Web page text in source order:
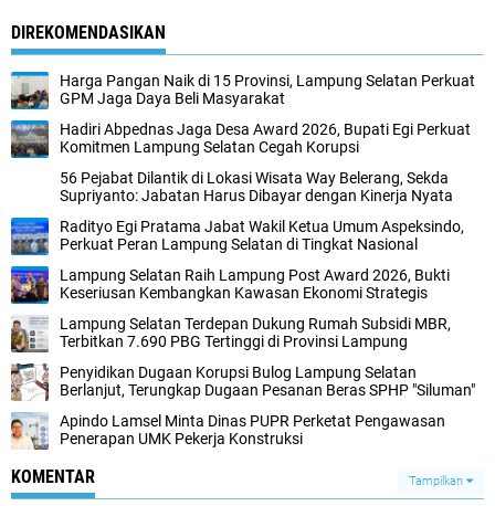
DIREKOMENDASIKAN
Harga Pangan Naik di 15 Provinsi, Lampung Selatan Perkuat
GPM Jaga Daya Beli Masyarakat
Hadiri Abpednas Jaga Desa Award 2026, Bupati Egi Perkuat
Komitmen Lampung Selatan Cegah Korupsi
56 Pejabat Dilantik di Lokasi Wisata Way Belerang, Sekda
Supriyanto: Jabatan Harus Dibayar dengan Kinerja Nyata
Radityo Egi Pratama Jabat Wakil Ketua Umum Aspeksindo,
Perkuat Peran Lampung Selatan di Tingkat Nasional
Lampung Selatan Raih Lampung Post Award 2026, Bukti
Keseriusan Kembangkan Kawasan Ekonomi Strategis
Lampung Selatan Terdepan Dukung Rumah Subsidi MBR,
Terbitkan 7.690 PBG Tertinggi di Provinsi Lampung
Penyidikan Dugaan Korupsi Bulog Lampung Selatan
Berlanjut, Terungkap Dugaan Pesanan Beras SPHP "Siluman"
Apindo Lamsel Minta Dinas PUPR Perketat Pengawasan
Penerapan UMK Pekerja Konstruksi
KOMENTAR Tampilkan